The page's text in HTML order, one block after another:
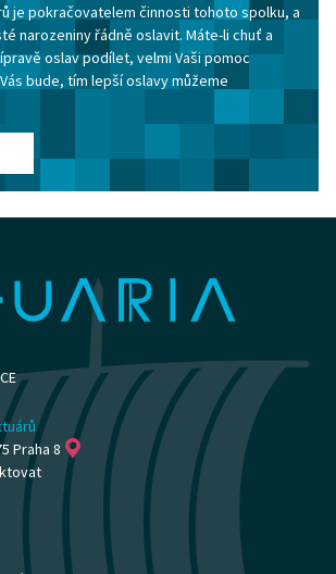
je pokračovatelem činnosti tohoto spolku, a
narozeniny řádně oslavit. Máte-li chuť a
oslav podílet, velmi Vaši pomoc
bude, tím lepší oslavy můžeme
Praha 8